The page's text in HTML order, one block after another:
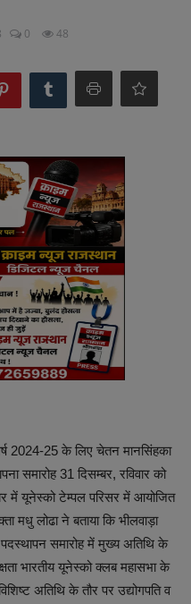
0 48
2024-25 के लिए चेतन मानसिंहका
समारोह 31 दिसम्बर, रविवार को
में यूनेस्को टेम्पल परिसर में आयोजित
मधु लोढा ने बताया कि भीलवाड़ा
समारोह में मुख्य अतिथि के
भारतीय यूनेस्को क्लब महासभा के
अतिथि के तौर पर उद्योगपति व